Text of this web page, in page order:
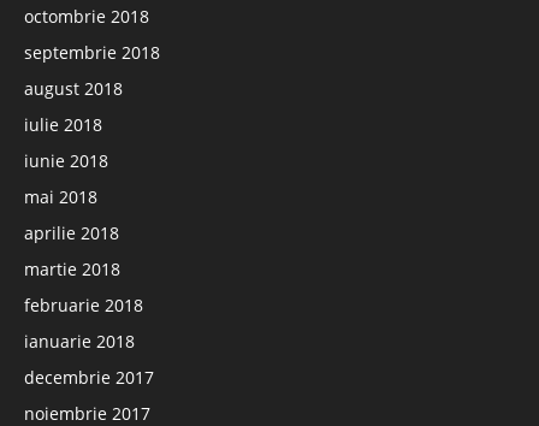
octombrie 2018
septembrie 2018
august 2018
iulie 2018
iunie 2018
mai 2018
aprilie 2018
martie 2018
februarie 2018
ianuarie 2018
decembrie 2017
noiembrie 2017